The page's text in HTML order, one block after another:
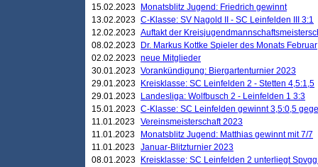
15.02.2023
Monatsblitz Jugend: Friedrich gewinnt
13.02.2023 C-Klasse: SV Nagold II - SC Leinfelden III 3:1
12.02.2023 Auftakt der
08.02.2023
Dr. Markus Kottke Spieler des Monats Februar
02.02.2023 neue Mitglieder
30.01.2023 Vorankündigung: Biergartenturnier 2023
29.01.2023
Kreisklasse: SC Leinfelden 2 - Stetten 4,5:1,5
29.01.2023
Landesliga: Wolfbusch 2 - Leinfelden 1 3:3
15.01.2023 C-Klasse: SC Leinfelden gewinnt 3,5:0,5
11.01.2023 Vereinsmeisterschaft 2023
11.01.2023
Monatsblitz Jugend: Matthias gewinnt mit 7/7
11.01.2023 Januar-Blitzturnier 2023
08.01.2023
Kreisklasse: SC Leinfelden 2 unterliegt